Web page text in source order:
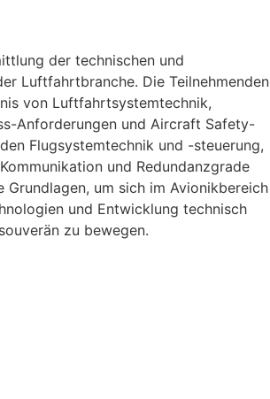
der technischen und
Luftfahrtbranche. Die Teilnehmenden
von Luftfahrtsystemtechnik,
Anforderungen und Aircraft Safety-
Flugsystemtechnik und -steuerung,
und Redundanzgrade
um sich im Avionikbereich
und Entwicklung technisch
zu bewegen.